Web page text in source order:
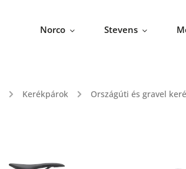
Norco Stevens
/ Kerékpárok / Országúti és gravel